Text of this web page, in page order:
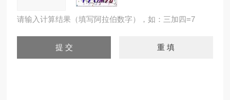
请输入计算结果（填写阿拉伯数字），如：三加四=7